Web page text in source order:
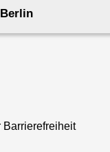
Barrierefreiheit